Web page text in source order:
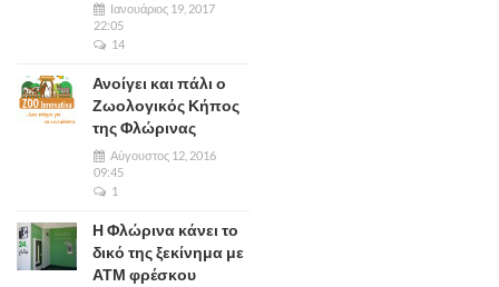
Ιανουάριος 19, 2017
22:05
14
Ανοίγει και πάλι ο
Ζωολογικός Κήπος
της Φλώρινας
Αύγουστος 12, 2016
09:45
1
Η Φλώρινα κάνει το
δικό της ξεκίνημα με
ΑΤΜ φρέσκου